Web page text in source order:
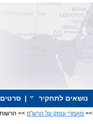
נושאים לתחקיר | סרטים
>> מאמרי עומק על הרש"פ >>